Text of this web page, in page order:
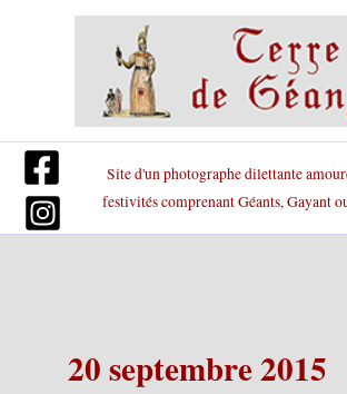
Site d'un photographe dilettante
festivités comprenant Géants, Gayant
20 septembre 2015